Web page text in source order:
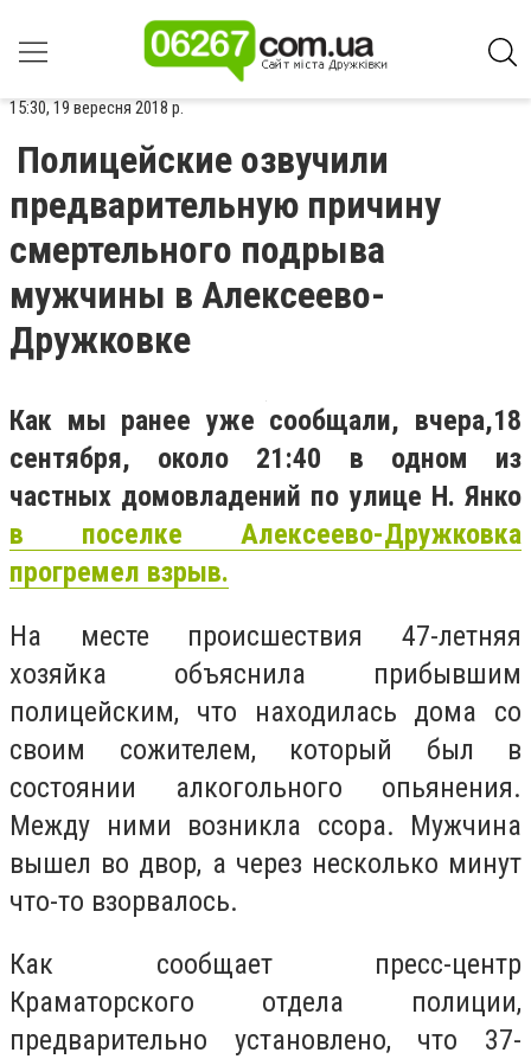
15:30, 19 вересня 2018 р.
Полицейские озвучили
предварительную причину
смертельного подрыва
мужчины в Алексеево-
Дружковке
Как мы ранее уже сообщали, вчера,18
сентября, около 21:40 в одном из
частных домовладений по улице Н. Янко
в поселке Алексеево-Дружковка
прогремел взрыв.
На месте происшествия 47-летняя
хозяйка объяснила прибывшим
полицейским, что находилась дома со
своим сожителем, который был в
состоянии алкогольного опьянения.
Между ними возникла ссора. Мужчина
вышел во двор, а через несколько минут
что-то взорвалось.
Как сообщает пресс-центр
Краматорского отдела полиции,
предварительно установлено, что 37-